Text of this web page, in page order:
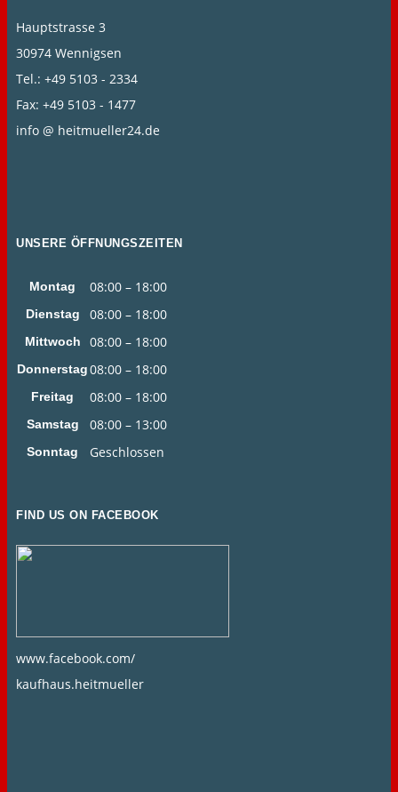
Hauptstrasse 3
30974 Wennigsen
Tel.: +49 5103 - 2334
Fax: +49 5103 - 1477
info @ heitmueller24.de
UNSERE ÖFFNUNGSZEITEN
Montag 08:00 – 18:00
Dienstag 08:00 – 18:00
Mittwoch 08:00 – 18:00
Donnerstag08:00 – 18:00
Freitag 08:00 – 18:00
Samstag 08:00 – 13:00
Sonntag Geschlossen
FIND US ON FACEBOOK
www.facebook.com/
kaufhaus.heitmueller